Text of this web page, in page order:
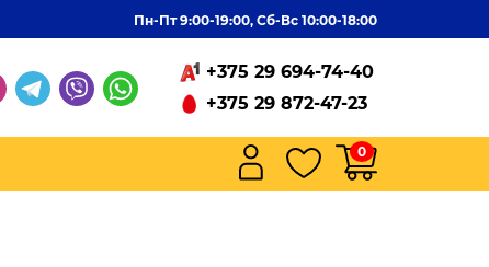
Пн-Пт 9:00-19:00, Сб-Вс 10:00-18:00
+375 29 694-74-40
+375 29 872-47-23
0